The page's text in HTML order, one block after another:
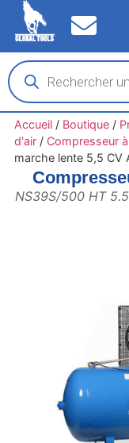
Accueil/ Boutique/
d'air/ Compresseur
marche lente 5,5 CV
NS39S/500 HT 5.5